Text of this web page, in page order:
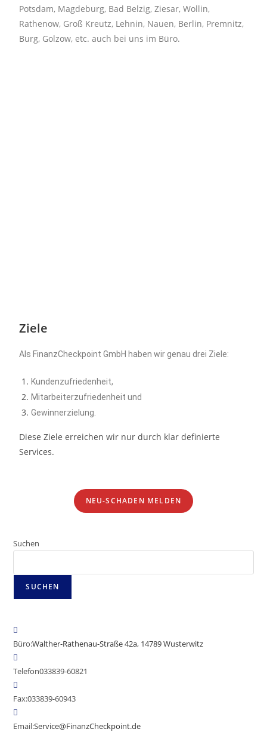
Potsdam, Magdeburg, Bad Belzig, Ziesar, Wollin,
Rathenow, Groß Kreutz, Lehnin, Nauen, Berlin, Premnitz,
Burg, Golzow, etc. auch bei uns im Büro.
Ziele
Als FinanzCheckpoint GmbH haben wir genau drei Ziele:
Kundenzufriedenheit,
Mitarbeiterzufriedenheit und
Gewinnerzielung.
Diese Ziele erreichen wir nur durch klar definierte
Services.
NEU-SCHADEN MELDEN
Suchen
SUCHEN
Büro:Walther-Rathenau-Straße 42a, 14789 Wusterwitz
Telefon033839-60821
Fax:033839-60943
Email:Service@FinanzCheckpoint.de